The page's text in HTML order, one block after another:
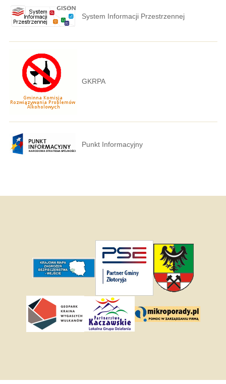
System Informacji Przestrzennej
GKRPA
Punkt Informacyjny